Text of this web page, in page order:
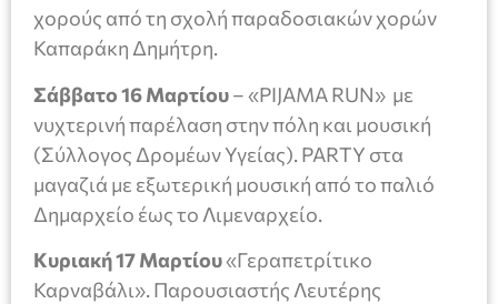
χορούς από τη σχολή παραδοσιακών χορών
Καπαράκη Δημήτρη.
Σάββατο 16 Μαρτίου– «PIJAMA RUN» με
νυχτερινή παρέλαση στην πόλη και μουσική
(Σύλλογος Δρομέων Υγείας). PARTY στα
μαγαζιά με εξωτερική μουσική από το παλιό
Δημαρχείο έως το Λιμεναρχείο.
Κυριακή 17 Μαρτίου«Γεραπετρίτικο
Καρναβάλι». Παρουσιαστής Λευτέρης